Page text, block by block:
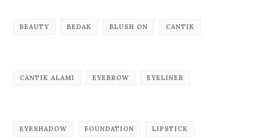
BEAUTY BEDAK BLUSH ON CANTIK
CANTIK ALAMI EYEBROW EYELINER
EYESHADOW FOUNDATION LIPSTICK